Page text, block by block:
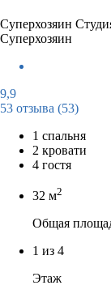
Суперхозяин
Суперхозяин
9,9
53 отзыва (53)
1 спальня
2 кровати
4 гостя
32 м2
Общая
1 из 4
Этаж